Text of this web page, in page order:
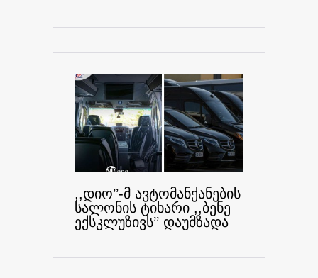
,,დიო’’-მ ავტომანქანების
სალონის ტიხარი ,,ბენე
ექსკლუზივს’’ დაუმზადა